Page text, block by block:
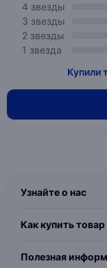
4 звезды
3 звезды
2 звезды
1 звезда
Купили
Узнайте о нас
Как купить товар
Полезная